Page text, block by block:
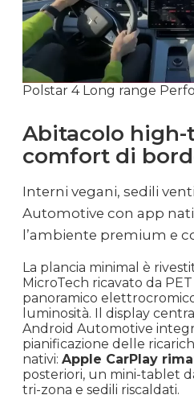
Polstar 4 Long range
Abitacolo high-
comfort di
Interni vegani, sedili
Automotive con app
l’ambiente premium e
La plancia minimal è
MicroTech ricavato da
panoramico
luminosità. Il display
Android Automotive
pianificazione delle
nativi: Apple CarPlay
posteriori, un mini-tablet
tri-zona e sedili riscaldati.